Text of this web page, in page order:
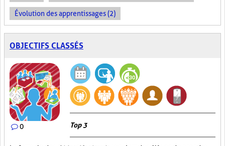
Évolution des apprentissages (2)
OBJECTIFS CLASSÉS
0 Top 3